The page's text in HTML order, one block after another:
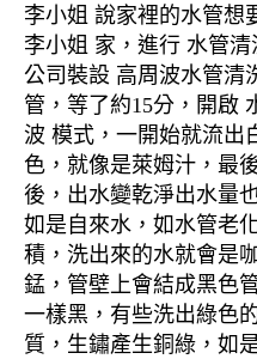
李小姐 說家裡的水管想
李小姐 家，進行 水管
公司裝設 高周波水管清
管，等了約15分，開啟
波 模式，一開始就流出
色，就像是萊姆汁，最
後，出水變乾淨出水量
如是自來水，如水管老
積，洗出來的水就會是
錳，管壁上會結成黑色
一樣黑，有些洗出綠色
質，生鏽產生銅綠，如